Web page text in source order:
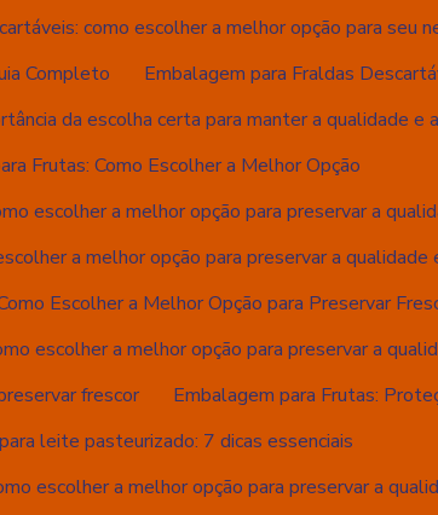
como escolher a melhor opção para seu
Completo
Embalagem para Fraldas
da escolha certa para manter a qualidade e
Frutas: Como Escolher a Melhor Opção
escolher a melhor opção para preservar a
a melhor opção para preservar a qualidade
Escolher a Melhor Opção para Preservar
escolher a melhor opção para preservar a
frescor
Embalagem para Frutas:
leite pasteurizado: 7 dicas essenciais
escolher a melhor opção para preservar a